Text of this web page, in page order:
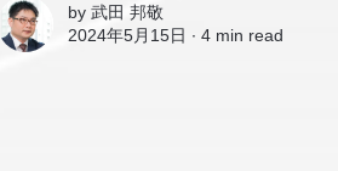
by 武田 邦敬
2024年5月15日 ∙ 4 min read